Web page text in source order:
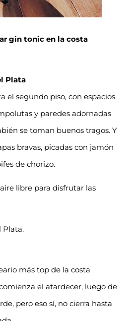
gin tonic en la costa
Plata
el segundo piso, con espacios
y paredes adornadas
se toman buenos tragos. Y
bravas, picadas con jamón
de chorizo.
libre para disfrutar las
Plata.
más top de la costa
el atardecer, luego de
pero eso sí, no cierra hasta